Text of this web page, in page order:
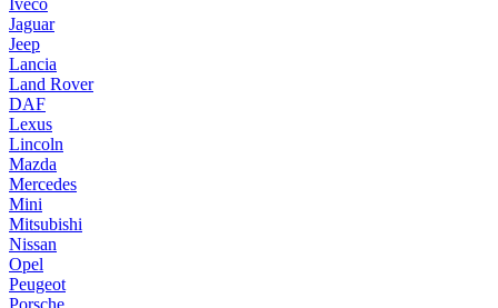
Jaguar
Jeep
Lancia
Land Rover
DAF
Lexus
Lincoln
Mazda
Mercedes
Mini
Mitsubishi
Nissan
Opel
Peugeot
Porsche